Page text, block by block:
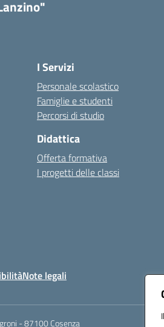
I Servizi
Personale scolastico
Famiglie e studenti
Percorsi di studio
Didattica
Offerta formativa
I progetti delle classi
Note legali
- 87100 Cosenza